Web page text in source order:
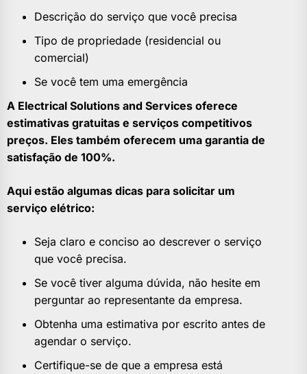
Descrição do serviço que você precisa
Tipo de propriedade (residencial ou
comercial)
Se você tem uma emergência
A Electrical Solutions and Services oferece
estimativas gratuitas e serviços competitivos
preços. Eles também oferecem uma garantia de
satisfação de 100%.
Aqui estão algumas dicas para solicitar um
serviço elétrico:
Seja claro e conciso ao descrever o serviço
que você precisa.
Se você tiver alguma dúvida, não hesite em
perguntar ao representante da empresa.
Obtenha uma estimativa por escrito antes de
agendar o serviço.
Certifique-se de que a empresa está